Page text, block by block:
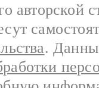
авторской
.